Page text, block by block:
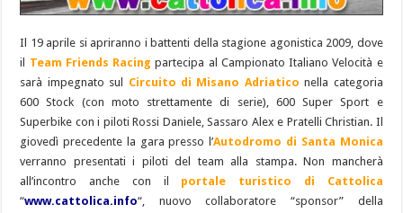
Il 19 aprile si apriranno i battenti della stagione agonistica 2009, dove
il Team Friends Racing partecipa al Campionato Italiano Velocità e
sarà impegnato sul Circuito di Misano Adriatico nella categoria
600 Stock (con moto strettamente di serie), 600 Super Sport e
Superbike con i piloti Rossi Daniele, Sassaro Alex e Pratelli Christian. Il
giovedì precedente la gara presso l’Autodromo di Santa Monica
verranno presentati i piloti del team alla stampa. Non mancherà
all’incontro anche con il portale turistico di Cattolica
“www.cattolica.info“, nuovo collaboratore “sponsor” della